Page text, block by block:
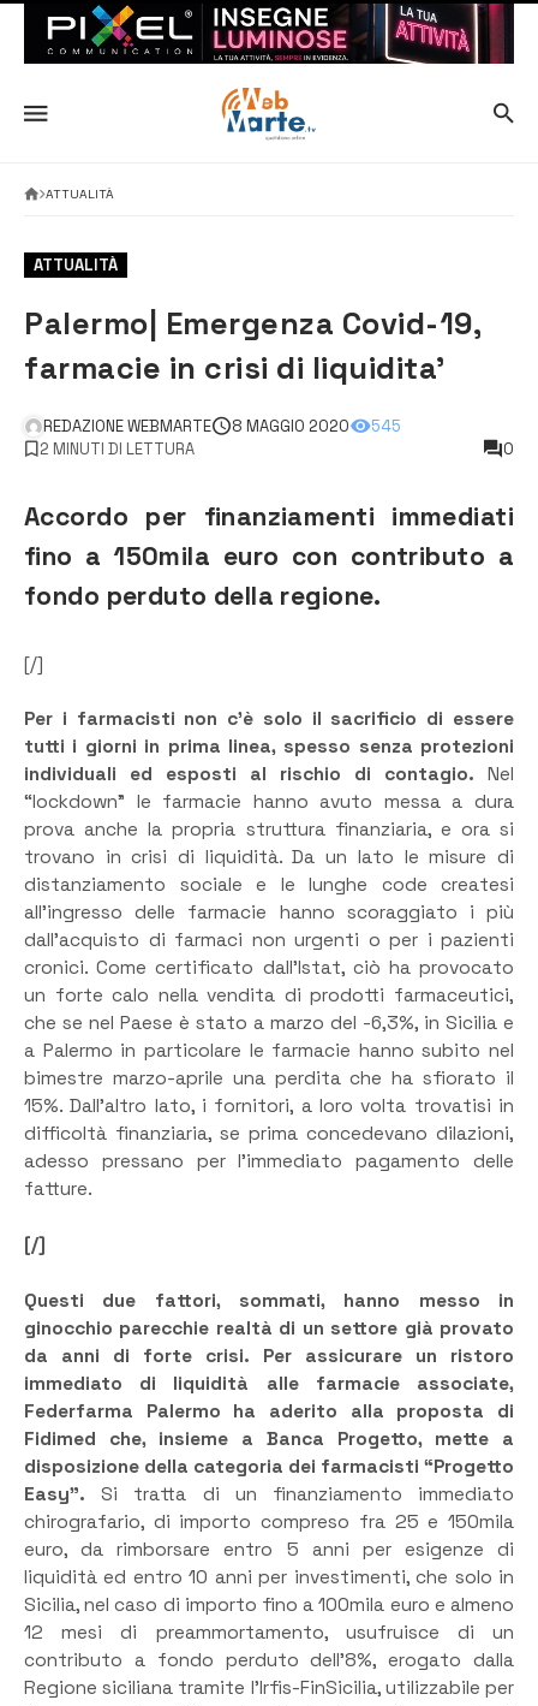
ATTUALITÀ
ATTUALITÀ
Palermo| Emergenza Covid-19,
farmacie in crisi di liquidita’
REDAZIONE WEBMARTE 8 MAGGIO 2020
545
2 MINUTI DI LETTURA
0
Accordo per finanziamenti immediati
fino a 150mila euro con contributo a
fondo perduto della regione.
[/]
Per i farmacisti non c’è solo il sacrificio di essere
tutti i giorni in prima linea, spesso senza protezioni
individuali ed esposti al rischio di contagio. Nel
“lockdown” le farmacie hanno avuto messa a dura
prova anche la propria struttura finanziaria, e ora si
trovano in crisi di liquidità. Da un lato le misure di
distanziamento sociale e le lunghe code createsi
all’ingresso delle farmacie hanno scoraggiato i più
dall’acquisto di farmaci non urgenti o per i pazienti
cronici. Come certificato dall’Istat, ciò ha provocato
un forte calo nella vendita di prodotti farmaceutici,
che se nel Paese è stato a marzo del -6,3%, in Sicilia e
a Palermo in particolare le farmacie hanno subito nel
bimestre marzo-aprile una perdita che ha sfiorato il
15%. Dall’altro lato, i fornitori, a loro volta trovatisi in
difficoltà finanziaria, se prima concedevano dilazioni,
adesso pressano per l’immediato pagamento delle
fatture.
[/]
Questi due fattori, sommati, hanno messo in
ginocchio parecchie realtà di un settore già provato
da anni di forte crisi. Per assicurare un ristoro
immediato di liquidità alle farmacie associate,
Federfarma Palermo ha aderito alla proposta di
Fidimed che, insieme a Banca Progetto, mette a
disposizione della categoria dei farmacisti “Progetto
Easy”. Si tratta di un finanziamento immediato
chirografario, di importo compreso fra 25 e 150mila
euro, da rimborsare entro 5 anni per esigenze di
liquidità ed entro 10 anni per investimenti, che solo in
Sicilia, nel caso di importo fino a 100mila euro e almeno
12 mesi di preammortamento, usufruisce di un
contributo a fondo perduto dell’8%, erogato dalla
Regione siciliana tramite l’Irfis-FinSicilia, utilizzabile per